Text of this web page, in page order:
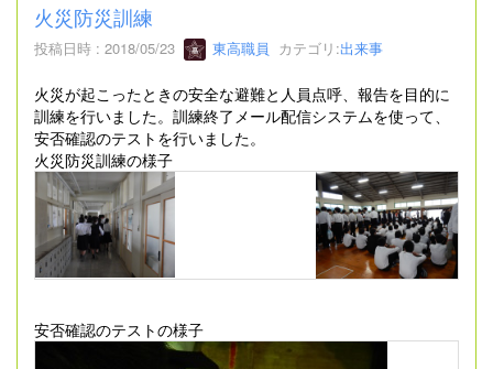
火災防災訓練
投稿日時 : 2018/05/23 東高職員 カテゴリ:出来事
火災が起こったときの安全な避難と人員点呼、報告を目的に
訓練を行いました。訓練終了メール配信システムを使って、
安否確認のテストを行いました。
火災防災訓練の様子
安否確認のテストの様子